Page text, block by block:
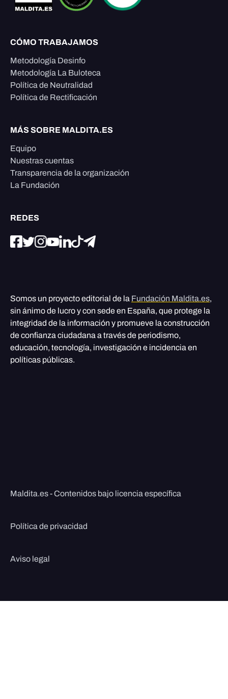
CÓMO TRABAJAMOS
Metodología Desinfo
Metodología La Buloteca
Política de Neutralidad
Política de Rectificación
MÁS SOBRE MALDITA.ES
Equipo
Nuestras cuentas
Transparencia de la organización
La Fundación
REDES
Somos un proyecto editorial de la Fundación Maldita.es,
sin ánimo de lucro y con sede en España, que protege la
integridad de la información y promueve la construcción
de confianza ciudadana a través de periodismo,
educación, tecnología, investigación e incidencia en
políticas públicas.
Maldita.es - Contenidos bajo licencia específica
Política de privacidad
Aviso legal